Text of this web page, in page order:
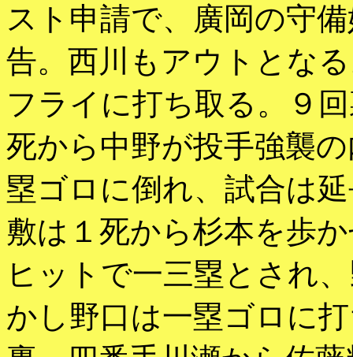
スト申請で、廣岡の守
告。西川もアウトとな
フライに打ち取る。９
死から中野が投手強襲
塁ゴロに倒れ、試合は
敷は１死から杉本を歩
ヒットで一三塁とされ
かし野口は一塁ゴロに